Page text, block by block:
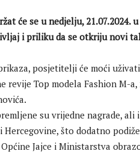
će se u nedjelju, 21.07.2024.
i priliku da se otkriju novi
posjetitelji će moći
revije Top modela Fashion M-
su vrijedne nagrade,
Hercegovine, što dodatno
Jajce i Ministarstva